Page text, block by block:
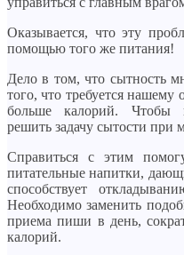
Оказывается, что эту
помощью того же питания!
Дело в том, что сытность
того, что требуется нашему
больше калорий. Чтобы
решить задачу сытости при
Справиться с этим
питательные напитки,
способствует
Необходимо заменить
приема пиши в день,
калорий.